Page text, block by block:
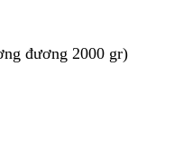
đương 2000 gr)